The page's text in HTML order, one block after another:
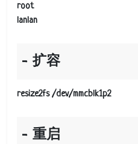
root
lanlan
扩容
resize2fs /dev/mmcblk1p2
重启